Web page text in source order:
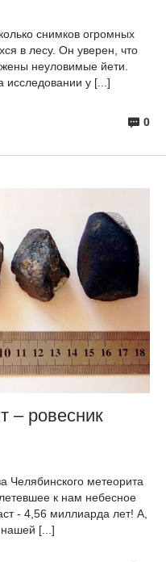
снимков огромных
в лесу. Он уверен, что
неуловимые йети.
исследовании у [...]
0
– ровесник
Челябинского метеорита
к нам небесное
- 4,56 миллиарда лет! А,
нашей [...]